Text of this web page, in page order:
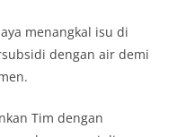
menangkal isu di
dengan air demi
Tim dengan